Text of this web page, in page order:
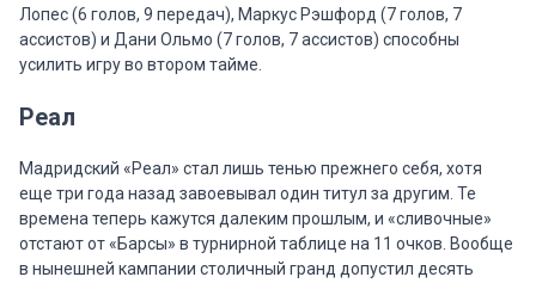
Лопес (6 голов, 9 передач), Маркус Рэшфорд (7 голов, 7
ассистов) и Дани Ольмо (7 голов, 7 ассистов) способны
усилить игру во втором тайме.
Реал
Мадридский «Реал» стал лишь тенью прежнего себя, хотя
еще три года назад завоевывал один титул за другим. Те
времена теперь кажутся далеким прошлым, и «сливочные»
отстают от «Барсы» в турнирной таблице на 11 очков. Вообще
в нынешней кампании столичный гранд допустил десять